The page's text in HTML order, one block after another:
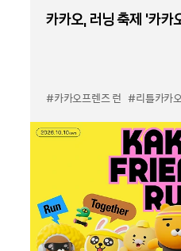
카카오, 러닝 축제 '카
#카카오프렌즈 런 #리틀카카